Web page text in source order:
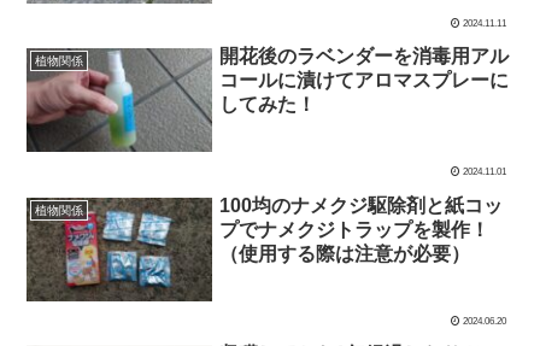
2024.11.11
植物関係
開花後のラベンダーを消毒用アル
コールに漬けてアロマスプレーに
してみた！
2024.11.01
植物関係
100均のナメクジ駆除剤と紙コッ
プでナメクジトラップを製作！
（使用する際は注意が必要）
2024.06.20